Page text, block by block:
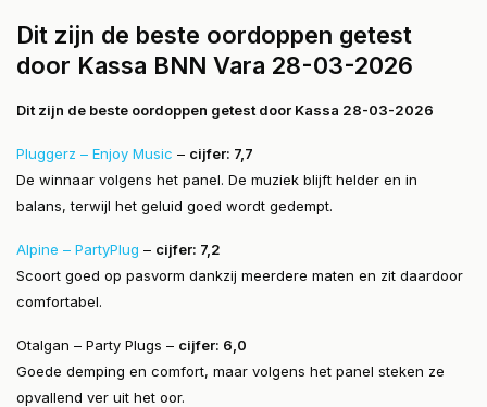
Dit zijn de beste oordoppen getest
door Kassa BNN Vara 28-03-2026
Dit zijn de beste oordoppen getest door Kassa 28-03-2026
Pluggerz – Enjoy Music – cijfer: 7,7
De winnaar volgens het panel. De muziek blijft helder en in
balans, terwijl het geluid goed wordt gedempt.
Alpine – PartyPlug – cijfer: 7,2
Scoort goed op pasvorm dankzij meerdere maten en zit daardoor
comfortabel.
Otalgan – Party Plugs – cijfer: 6,0
Goede demping en comfort, maar volgens het panel steken ze
opvallend ver uit het oor.